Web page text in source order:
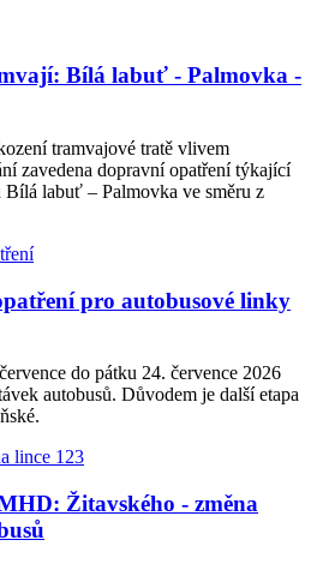
Bílá labuť - Palmovka -
tramvajové tratě vlivem
zavedena dopravní opatření týkající
labuť – Palmovka ve směru z
pro autobusové linky
do pátku 24. července 2026
autobusů. Důvodem je další etapa
Žitavského - změna